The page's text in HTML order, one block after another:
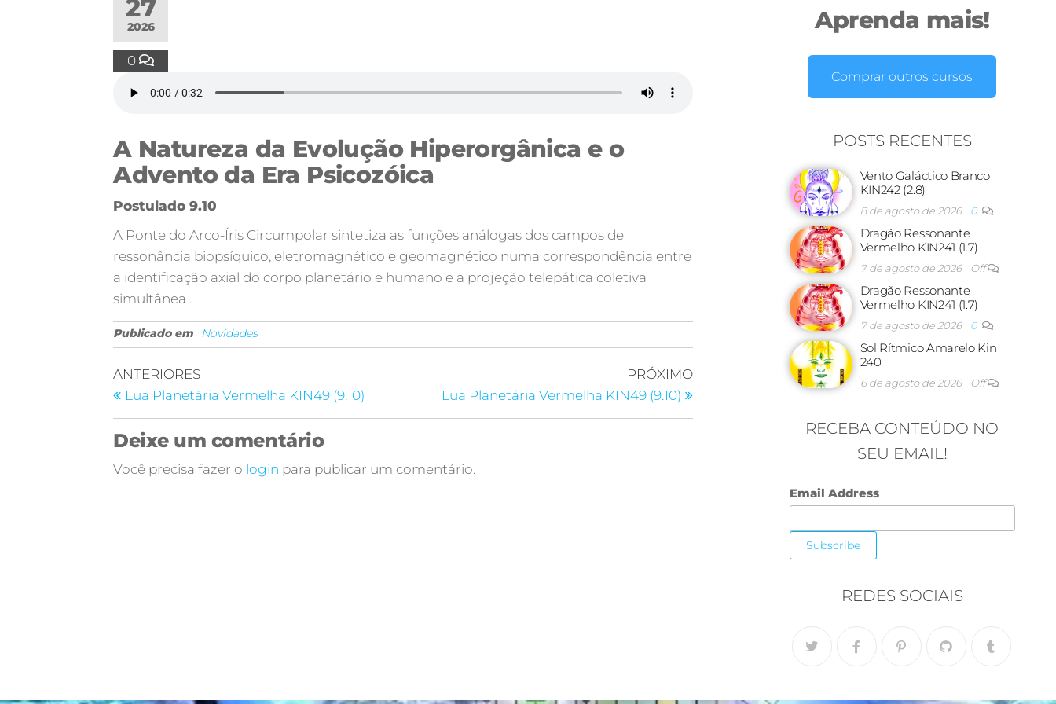
27
2026
0
A Natureza da Evolução Hiperorgânica e o
Advento da Era Psicozóica
Postulado 9.10
A Ponte do Arco-Íris Circumpolar sintetiza as funções análogas dos campos de
ressonância biopsíquico, eletromagnético e geomagnético numa correspondência entre
a identificação axial do corpo planetário e humano e a projeção telepática coletiva
simultânea .
Publicado em Novidades
ANTERIORES
Lua Planetária Vermelha KIN49 (9.10)
PRÓXIMO
Lua Planetária Vermelha KIN49 (9.10)
Deixe um comentário
Você precisa fazer o login para publicar um comentário.
Aprenda mais!
Comprar outros cursos
POSTS RECENTES
Vento Galáctico Branco
KIN242 (2.8)
8 de agosto de 2026 0
Dragão Ressonante
Vermelho KIN241 (1.7)
7 de agosto de 2026 Off
Dragão Ressonante
Vermelho KIN241 (1.7)
7 de agosto de 2026 0
Sol Rítmico Amarelo Kin
240
6 de agosto de 2026 Off
RECEBA CONTEÚDO NO
SEU EMAIL!
Email Address
REDES SOCIAIS